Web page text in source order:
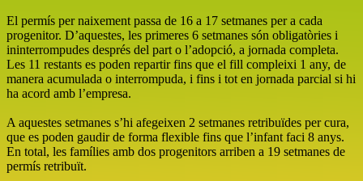
El permís per naixement passa de 16 a 17 setmanes per a cada
progenitor. D’aquestes, les primeres 6 setmanes són obligatòries i
ininterrompudes després del part o l’adopció, a jornada completa.
Les 11 restants es poden repartir fins que el fill compleixi 1 any, de
manera acumulada o interrompuda, i fins i tot en jornada parcial si hi
ha acord amb l’empresa.
A aquestes setmanes s’hi afegeixen 2 setmanes retribuïdes per cura,
que es poden gaudir de forma flexible fins que l’infant faci 8 anys.
En total, les famílies amb dos progenitors arriben a 19 setmanes de
permís retribuït.